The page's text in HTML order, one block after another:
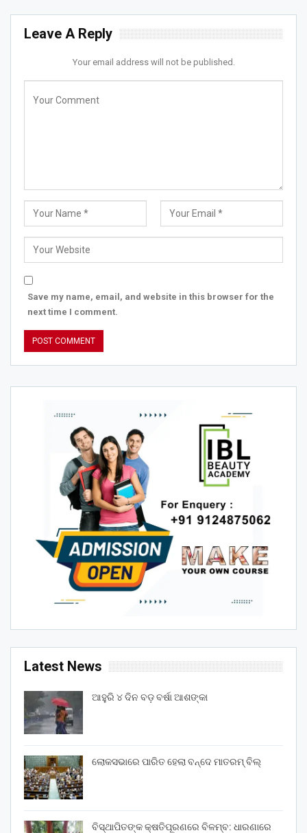
Leave A Reply
Your email address will not be published.
Save my name, email, and website in this browser for the
next time I comment.
Latest News
ଆହୁରି ୪ ଦିନ ବଡ଼ ବର୍ଷା ଆଶଙ୍କା
ଲୋକସଭାରେ ପାରିତ ହେଲା ବନ୍ଦେ ମାତରମ୍‌ ବିଲ୍‌
ବିସ୍ଥାପିତଙ୍କ କ୍ଷତିପୂରଣରେ ବିଳମ୍ବ: ଧାରଣାରେ